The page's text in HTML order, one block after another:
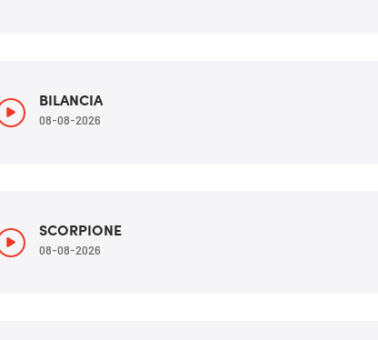
BILANCIA
08-08-2026
SCORPIONE
08-08-2026